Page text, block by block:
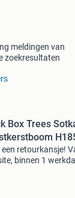
meldingen van
zoekresultaten
Box Trees
een retourkansje!
binnen 1